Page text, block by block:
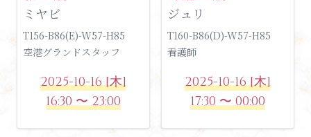
ミヤビ
T156-B86(E)-W57-H85
空港グランドスタッフ
2025-10-16 [木]
16:30 〜 23:00
ジュリ
T160-B86(D)-W57-H85
看護師
2025-10-16 [木]
17:30 〜 00:00